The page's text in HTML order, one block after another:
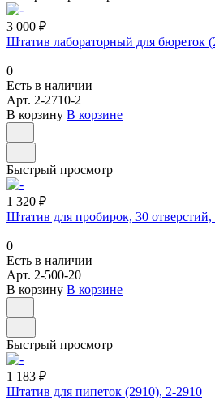
3 000 ₽
Штатив лабораторный для бюреток
0
Есть в наличии
Арт. 2-2710-2
В корзину В корзине
Быстрый просмотр
1 320 ₽
Штатив для пробирок, 30
0
Есть в наличии
Арт. 2-500-20
В корзину В корзине
Быстрый просмотр
1 183 ₽
Штатив для пипеток (2910), 2-2910